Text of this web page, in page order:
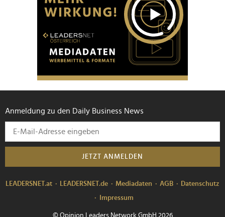
Anmeldung zu den Daily Business News
JETZT ANMELDEN
LEADERSNET.at LEADERSNET.de Mediadaten AGB
Datenschutz
Impressum